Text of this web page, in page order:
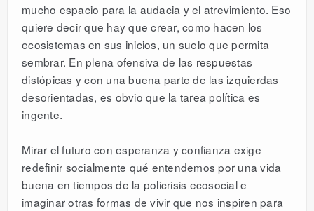
mucho espacio para la audacia y el atrevimiento. Eso
quiere decir que hay que crear, como hacen los
ecosistemas en sus inicios, un suelo que permita
sembrar. En plena ofensiva de las respuestas
distópicas y con una buena parte de las izquierdas
desorientadas, es obvio que la tarea política es
ingente.
Mirar el futuro con esperanza y confianza exige
redefinir socialmente qué entendemos por una vida
buena en tiempos de la policrisis ecosocial e
imaginar otras formas de vivir que nos inspiren para